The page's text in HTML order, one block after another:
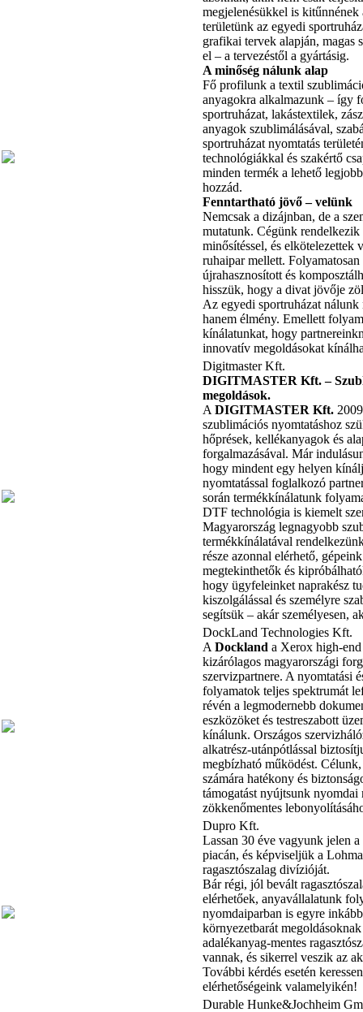
megjelenésükkel is
területünk az egyedi
grafikai tervek alapján, magas
el – a tervezéstől a gyártásig.
A minőség nálunk alap
Fő profilunk a textil
anyagokra alkalmazunk – így
sportruházat, lakástextilek,
anyagok szublimálásával,
sportruházat nyomtatás
technológiákkal és szakértő
minden termék a lehető
hozzád.
Fenntartható jövő – velünk
Nemcsak a dizájnban, de a
mutatunk. Cégünk
minősítéssel, és elkötelezettek
ruhaipar mellett.
újrahasznosított és
hisszük, hogy a divat jövője
Az egyedi sportruházat nálunk
hanem élmény. Emellett
kínálatunkat, hogy
innovatív megoldásokat
Digitmaster Kft.
DIGITMASTER Kft. –
megoldások.
ADIGITMASTER Kft.
szublimációs nyomtatáshoz
hőprések, kellékanyagok és
forgalmazásával. Már
hogy mindent egy helyen
nyomtatással foglalkozó
során termékkínálatunk
DTF technológia is kiemelt
Magyarország legnagyobb
termékkínálatával
része azonnal elérhető,
megtekinthetők és
hogy ügyfeleinket naprakész
kiszolgálással és személyre
segítsük – akár személyesen,
DockLand Technologies Kft.
ADockland a Xerox high-
kizárólagos magyarországi
szervizpartnere. A nyomtatási
folyamatok teljes spektrumát
révén a legmodernebb
eszközöket és testreszabott
kínálunk. Országos
alkatrész-utánpótlással
megbízható működést.
számára hatékony és
támogatást nyújtsunk
zökkenőmentes
Dupro Kft.
Lassan 30 éve vagyunk jelen
piacán, és képviseljük a
ragasztószalag divízióját.
Bár régi, jól bevált
elérhetőek, anyavállalatunk
nyomdaiparban is egyre
környezetbarát
adalékanyag-mentes
vannak, és sikerrel veszik az
További kérdés esetén
elérhetőségeink valamelyikén!
Durable Hunke&Jochheim